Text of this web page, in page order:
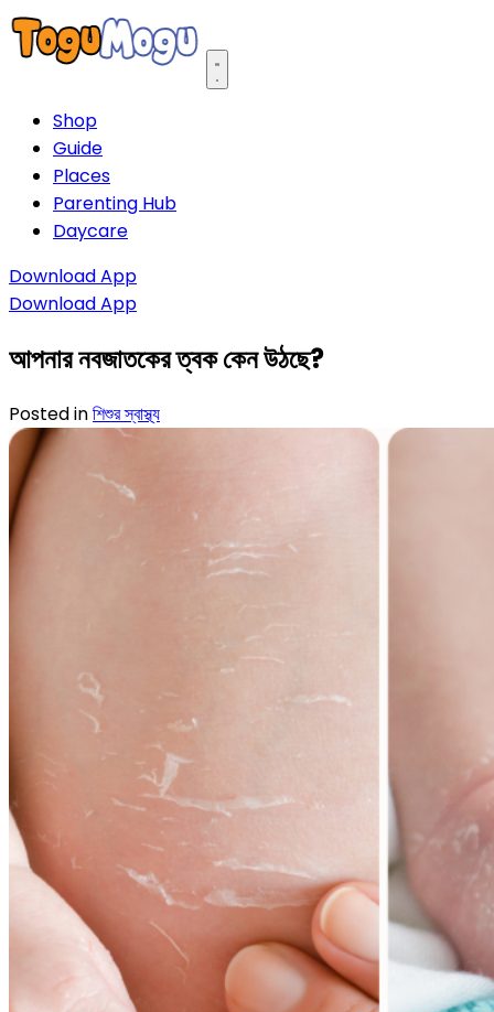
Open main menu
Shop
Guide
Places
Parenting Hub
Daycare
Download App
Download App
আপনার নবজাতকের ত্বক কেন উঠছে?
Posted inশিশুর স্বাস্থ্য